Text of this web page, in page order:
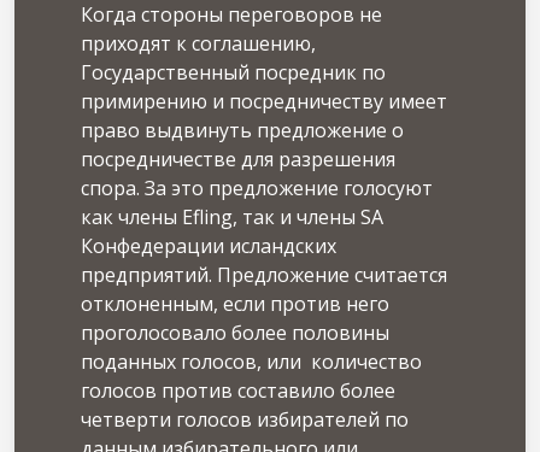
Когда стороны переговоров не
приходят к соглашению,
Государственный посредник по
примирению и посредничеству имеет
право выдвинуть предложение о
посредничестве для разрешения
спора. За это предложение голосуют
как члены Efling, так и члены SA
Конфедерации исландских
предприятий. Предложение считается
отклоненным, если против него
проголосовало более половины
поданных голосов, или количество
голосов против составило более
четверти голосов избирателей по